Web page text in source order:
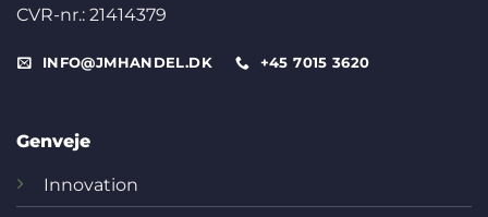
CVR-nr.: 21414379
INFO@JMHANDEL.DK +45 7015 3620
Genveje
Innovation